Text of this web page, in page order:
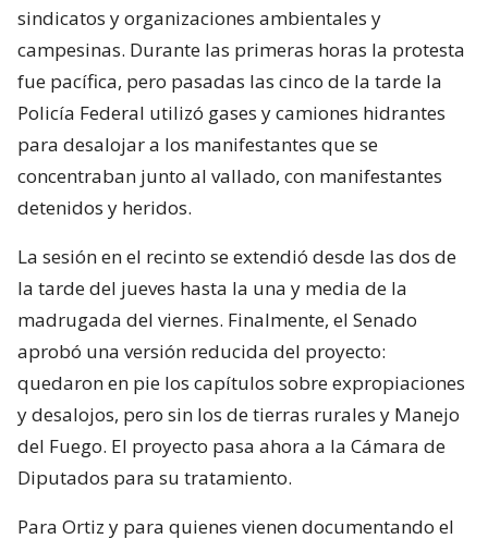
sindicatos y organizaciones ambientales y
campesinas. Durante las primeras horas la protesta
fue pacífica, pero pasadas las cinco de la tarde la
Policía Federal utilizó gases y camiones hidrantes
para desalojar a los manifestantes que se
concentraban junto al vallado, con manifestantes
detenidos y heridos.
La sesión en el recinto se extendió desde las dos de
la tarde del jueves hasta la una y media de la
madrugada del viernes. Finalmente, el Senado
aprobó una versión reducida del proyecto:
quedaron en pie los capítulos sobre expropiaciones
y desalojos, pero sin los de tierras rurales y Manejo
del Fuego. El proyecto pasa ahora a la Cámara de
Diputados para su tratamiento.
Para Ortiz y para quienes vienen documentando el